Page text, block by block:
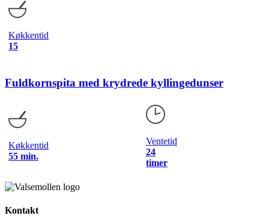
Køkkentid
15
Fuldkornspita med krydrede kyllingedunser
Køkkentid
55 min.
Ventetid
24
timer
Kontakt